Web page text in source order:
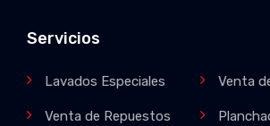
Servicios
Lavados Especiales Venta
Venta de Repuestos